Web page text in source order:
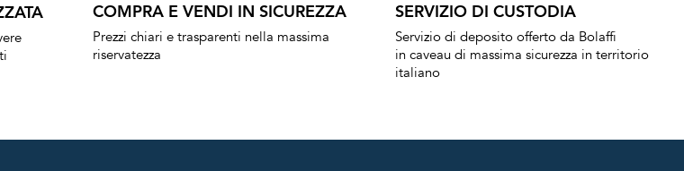
COMPRA E VENDI IN SICUREZZA
Prezzi chiari e trasparenti nella massima
riservatezza
SERVIZIO DI CUSTODIA
Servizio di deposito offerto da Bolaffi
in caveau di massima sicurezza in territorio
italiano